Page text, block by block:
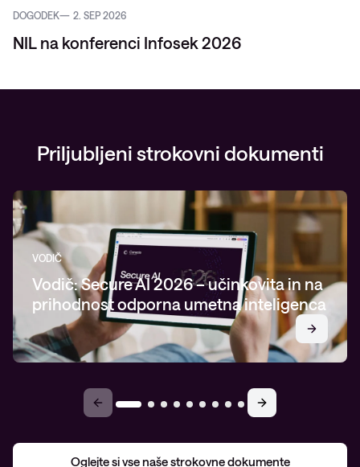
DOGODEK 2. SEP 2026
NIL na konferenci Infosek 2026
Priljubljeni strokovni dokumenti
VODIČ
Vodič: Secure AI 2026 – učinkovita in na
prihodnost odporna umetna inteligenca
Oglejte si vse naše strokovne dokumente